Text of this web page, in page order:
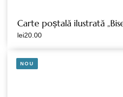
Carte poștală ilustrată
lei20.00
NOU